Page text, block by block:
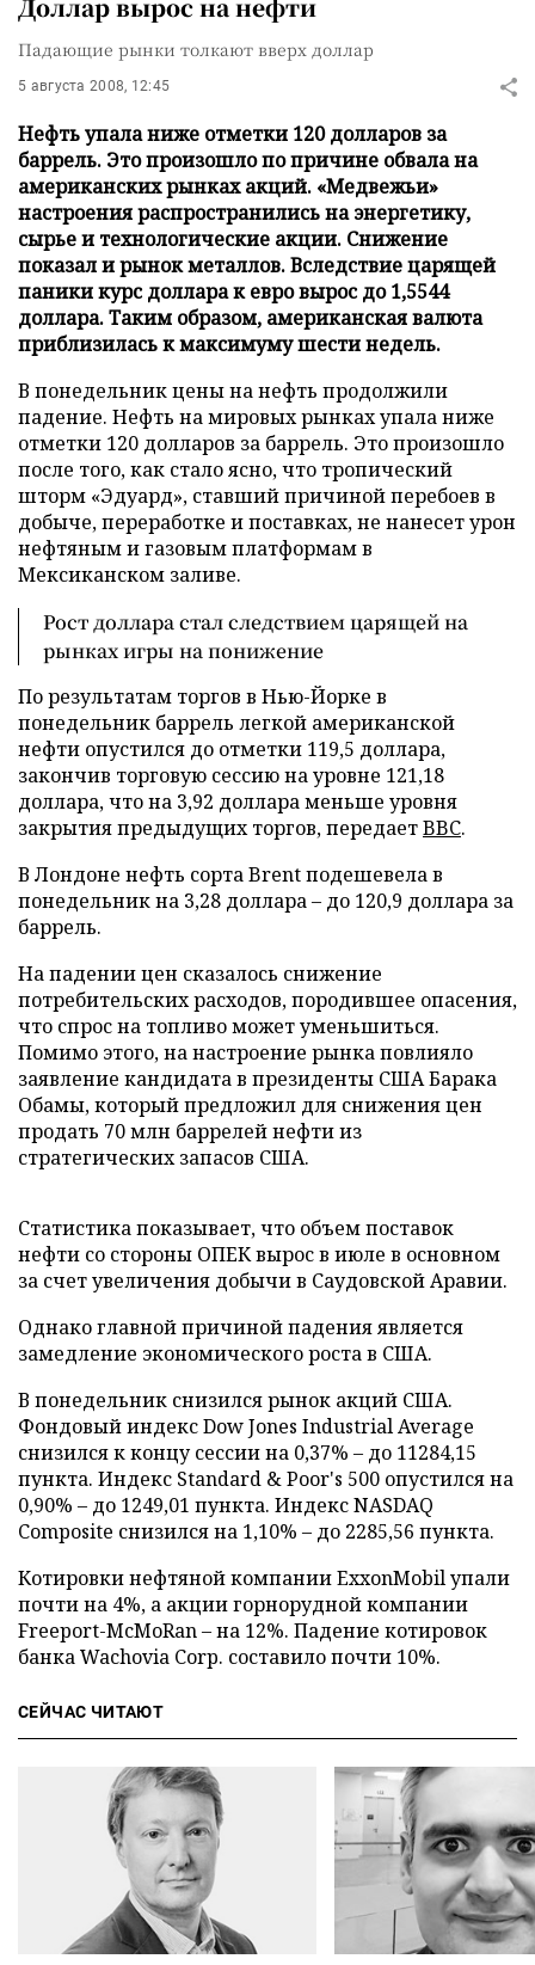
Доллар вырос на нефти
Падающие рынки толкают вверх доллар
5 августа 2008, 12:45
Нефть упала ниже отметки 120 долларов за
баррель. Это произошло по причине обвала на
американских рынках акций. «Медвежьи»
настроения распространились на энергетику,
сырье и технологические акции. Снижение
показал и рынок металлов. Вследствие царящей
паники курс доллара к евро вырос до 1,5544
доллара. Таким образом, американская валюта
приблизилась к максимуму шести недель.
В понедельник цены на нефть продолжили
падение. Нефть на мировых рынках упала ниже
отметки 120 долларов за баррель. Это произошло
после того, как стало ясно, что тропический
шторм «Эдуард», ставший причиной перебоев в
добыче, переработке и поставках, не нанесет урон
нефтяным и газовым платформам в
Мексиканском заливе.
Рост доллара стал следствием царящей на
рынках игры на понижение
По результатам торгов в Нью-Йорке в
понедельник баррель легкой американской
нефти опустился до отметки 119,5 доллара,
закончив торговую сессию на уровне 121,18
доллара, что на 3,92 доллара меньше уровня
закрытия предыдущих торгов, передаетBBC.
В Лондоне нефть сорта Brent подешевела в
понедельник на 3,28 доллара – до 120,9 доллара за
баррель.
На падении цен сказалось снижение
потребительских расходов, породившее опасения,
что спрос на топливо может уменьшиться.
Помимо этого, на настроение рынка повлияло
заявление кандидата в президенты США Барака
Обамы, который предложил для снижения цен
продать 70 млн баррелей нефти из
стратегических запасов США.
Статистика показывает, что объем поставок
нефти со стороны ОПЕК вырос в июле в основном
за счет увеличения добычи в Саудовской Аравии.
Однако главной причиной падения является
замедление экономического роста в США.
В понедельник снизился рынок акций США.
Фондовый индекс Dow Jones Industrial Average
снизился к концу сессии на 0,37% – до 11284,15
пункта. Индекс Standard & Poor's 500 опустился на
0,90% – до 1249,01 пункта. Индекс NASDAQ
Composite снизился на 1,10% – до 2285,56 пункта.
Котировки нефтяной компании ExxonMobil упали
почти на 4%, а акции горнорудной компании
Freeport-McMoRan – на 12%. Падение котировок
банка Wachovia Corp. составило почти 10%.
СЕЙЧАС ЧИТАЮТ